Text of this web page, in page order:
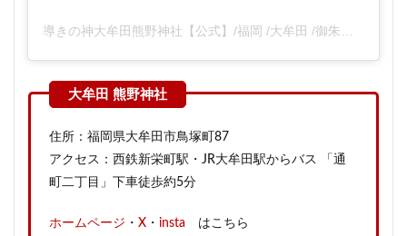
住所：福岡県大牟田市鳥塚町87
アクセス：西鉄新栄町駅・JR大牟田駅からバス 「通
町二丁目」下車徒歩約5分
ホームページ ・ X ・ insta はこちら